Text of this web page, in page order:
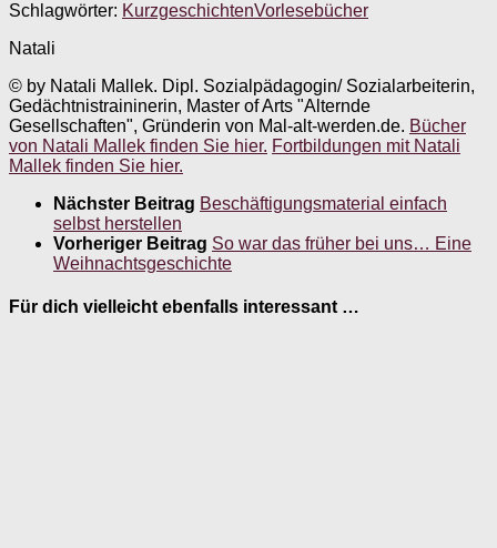
Schlagwörter: KurzgeschichtenVorlesebücher
Natali
© by Natali Mallek. Dipl. Sozialpädagogin/ Sozialarbeiterin,
Gedächtnistraininerin, Master of Arts "Alternde
Gesellschaften", Gründerin von Mal-alt-werden.de. Bücher
von Natali Mallek finden Sie hier. Fortbildungen mit Natali
Mallek finden Sie hier.
Nächster Beitrag Beschäftigungsmaterial einfach
selbst herstellen
Vorheriger Beitrag So war das früher bei uns… Eine
Weihnachtsgeschichte
Für dich vielleicht ebenfalls interessant …